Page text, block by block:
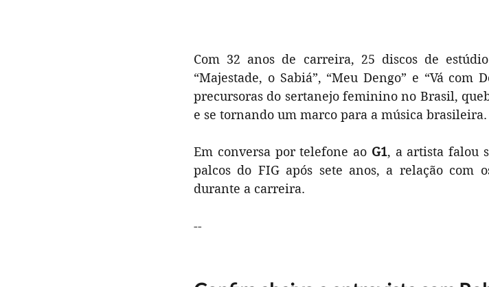
Com 32 anos de carreira, 25 discos de
“Majestade, o Sabiá”, “Meu Dengo” e “Vá com
precursoras do sertanejo feminino no Brasil,
e se tornando um marco para a música brasileira.
Em conversa por telefone ao G1, a artista falou
palcos do FIG após sete anos, a relação com
durante a carreira.
--